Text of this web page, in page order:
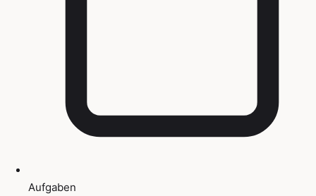
Aufgaben